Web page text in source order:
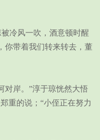
冷风一吹，酒意顿时醒
你带着我们转来转去，董
岸。”淳于琼恍然大悟
重的说；“小侄正在努力